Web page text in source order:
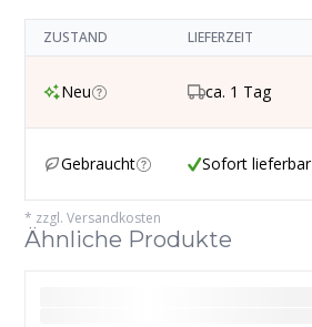
ZUSTAND LIEFERZEIT
Neu ca. 1 Tag
Gebraucht Sofort lieferbar
* zzgl. Versandkosten
Ähnliche Produkte